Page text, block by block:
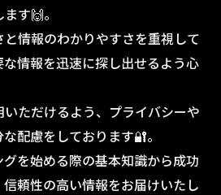
す🙌。
情報のわかりやすさを重視して
情報を迅速に探し出せるよう心
ただけるよう、プライバシーや
配慮をしております🔐。
を始める際の基本知識から成功
頼性の高い情報をお届けいたし